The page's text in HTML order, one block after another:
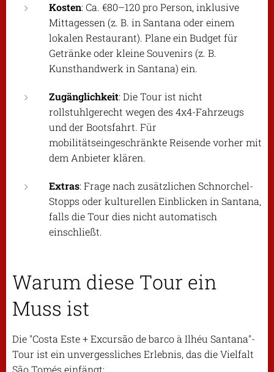
Kosten: Ca. €80–120 pro Person, inklusive
Mittagessen (z. B. in Santana oder einem
lokalen Restaurant). Plane ein Budget für
Getränke oder kleine Souvenirs (z. B.
Kunsthandwerk in Santana) ein.
Zugänglichkeit: Die Tour ist nicht
rollstuhlgerecht wegen des 4x4-Fahrzeugs
und der Bootsfahrt. Für
mobilitätseingeschränkte Reisende vorher mit
dem Anbieter klären.
Extras: Frage nach zusätzlichen Schnorchel-
Stopps oder kulturellen Einblicken in Santana,
falls die Tour dies nicht automatisch
einschließt.
Warum diese Tour ein
Muss ist
Die "Costa Este + Excursão de barco à Ilhéu Santana"-
Tour ist ein unvergessliches Erlebnis, das die Vielfalt
São Tomés einfängt: